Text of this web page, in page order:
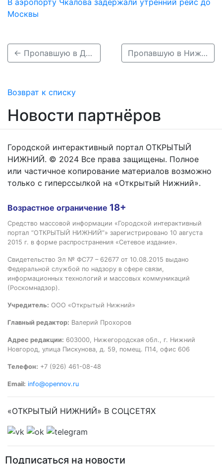
В аэропорту Чкалова задержали утренний рейс до
Москвы
← Пропавшую в Дзержинске пенсионерку нашли живой Пропавшую в Нижегородской области 37-летнюю Людмилу Груздеву нашли →
Возврат к списку
Новости партнёров
Городской интерактивный портал ОТКРЫТЫЙ
НИЖНИЙ. © 2024 Все права защищены. Полное
или частичное копирование материалов возможно
только с гиперссылкой на «Открытый Нижний».
Возрастное ограничение 18+
Средство массовой информации «Городской интерактивный
портал “ОТКРЫТЫЙ НИЖНИЙ”» зарегистрировано 10 августа
2015 г. в форме распространения «Сетевое издание».
Свидетельство Эл № ФС77 – 62677 от 10.08.2015 выдано
Федеральной службой по надзору в сфере связи,
информационных технологий и массовых коммуникаций
(Роскомнадзор).
Учредитель: ООО «Открытый Нижний»
Главный редактор: Валерий Прохоров
Адрес редакции: 603000, Нижегородская обл., г. Нижний
Новгород, улица Пискунова, д. 59, помещ. П14, офис 606
Телефон: +7 (926) 461-08-48
Email: info@opennov.ru
«ОТКРЫТЫЙ НИЖНИЙ» В СОЦСЕТЯХ
Подписаться на новости